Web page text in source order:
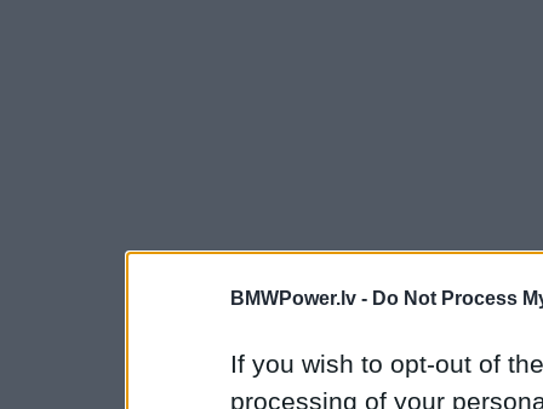
BMWPower.lv - Do Not Process
If you wish to opt-out of
processing of your